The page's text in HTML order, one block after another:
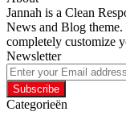
Jannah is a Clean
News and Blog
completely customize
Newsletter
Enter
your
Email
address
Categorieën